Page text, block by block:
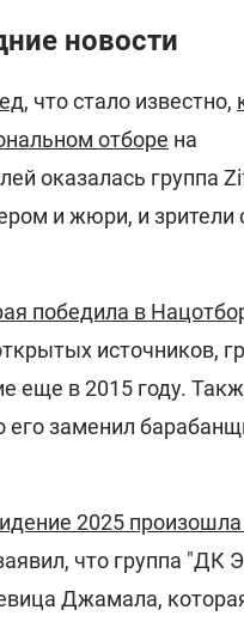
новости
, что стало известно,
отборе на
оказалась группа
и жюри, и зрители
победила в
источников,
еще в 2015 году.
его заменил
2025 произошла
что группа "ДК
Джамала,